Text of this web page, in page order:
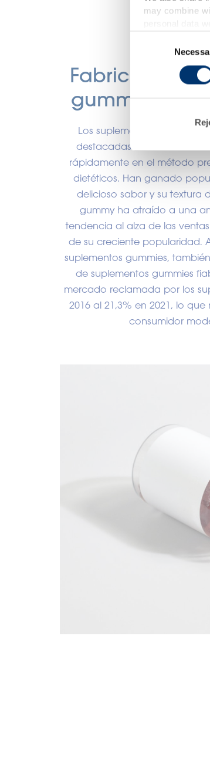
may combine
Fabricación
gummies en
Los suplementos de
destacadas de la industria
rápidamente en el método
dietéticos. Han ganado
delicioso sabor y su textura
gummy ha atraído a una
tendencia al alza de las
de su creciente popularidad.
suplementos gummies,
de suplementos gummies
mercado reclamada por los
2016 al 21,3% en 2021, lo
consumidor